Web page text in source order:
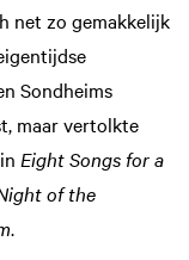
net zo gemakkelijk
Sondheims
maar vertolkte
Eight Songs for a
of the
.